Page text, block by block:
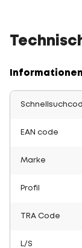
Informationen
EAN code
Marke
Profil
TRA Code
L/S